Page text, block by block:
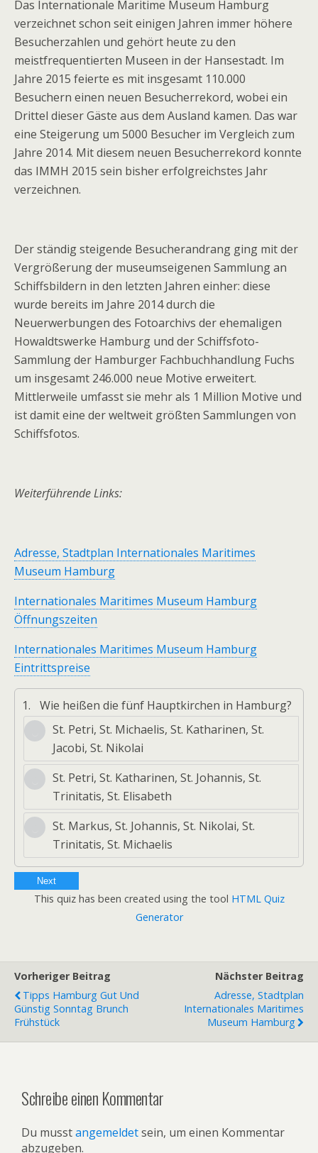
Das Internationale Maritime Museum Hamburg
verzeichnet schon seit einigen Jahren immer höhere
Besucherzahlen und gehört heute zu den
meistfrequentierten Museen in der Hansestadt. Im
Jahre 2015 feierte es mit insgesamt 110.000
Besuchern einen neuen Besucherrekord, wobei ein
Drittel dieser Gäste aus dem Ausland kamen. Das war
eine Steigerung um 5000 Besucher im Vergleich zum
Jahre 2014. Mit diesem neuen Besucherrekord konnte
das IMMH 2015 sein bisher erfolgreichstes Jahr
verzeichnen.
Der ständig steigende Besucherandrang ging mit der
Vergrößerung der museumseigenen Sammlung an
Schiffsbildern in den letzten Jahren einher: diese
wurde bereits im Jahre 2014 durch die
Neuerwerbungen des Fotoarchivs der ehemaligen
Howaldtswerke Hamburg und der Schiffsfoto-
Sammlung der Hamburger Fachbuchhandlung Fuchs
um insgesamt 246.000 neue Motive erweitert.
Mittlerweile umfasst sie mehr als 1 Million Motive und
ist damit eine der weltweit größten Sammlungen von
Schiffsfotos.
Weiterführende Links:
Adresse, Stadtplan Internationales Maritimes
Museum Hamburg
Internationales Maritimes Museum Hamburg
Öffnungszeiten
Internationales Maritimes Museum Hamburg
Eintrittspreise
1.
Wie heißen die fünf Hauptkirchen in Hamburg?
St. Petri, St. Michaelis, St. Katharinen, St.
Jacobi, St. Nikolai
St. Petri, St. Katharinen, St. Johannis, St.
Trinitatis, St. Elisabeth
St. Markus, St. Johannis, St. Nikolai, St.
Trinitatis, St. Michaelis
Next
This quiz has been created using the tool HTML Quiz
Generator
Vorheriger Beitrag
Tipps Hamburg Gut Und
Günstig Sonntag Brunch
Frühstück
Nächster Beitrag
Adresse, Stadtplan
Internationales Maritimes
Museum Hamburg
Schreibe einen Kommentar
Du musstangemeldetsein, um einen Kommentar
abzugeben.